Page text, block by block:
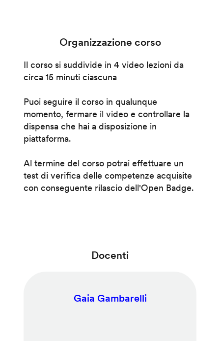
Organizzazione corso
Il corso si suddivide in 4 video lezioni da
circa 15 minuti ciascuna
Puoi seguire il corso in qualunque
momento, fermare il video e controllare la
dispensa che hai a disposizione in
piattaforma.
Al termine del corso potrai effettuare un
test di verifica delle competenze acquisite
con conseguente rilascio dell'Open Badge.
Docenti
Gaia Gambarelli